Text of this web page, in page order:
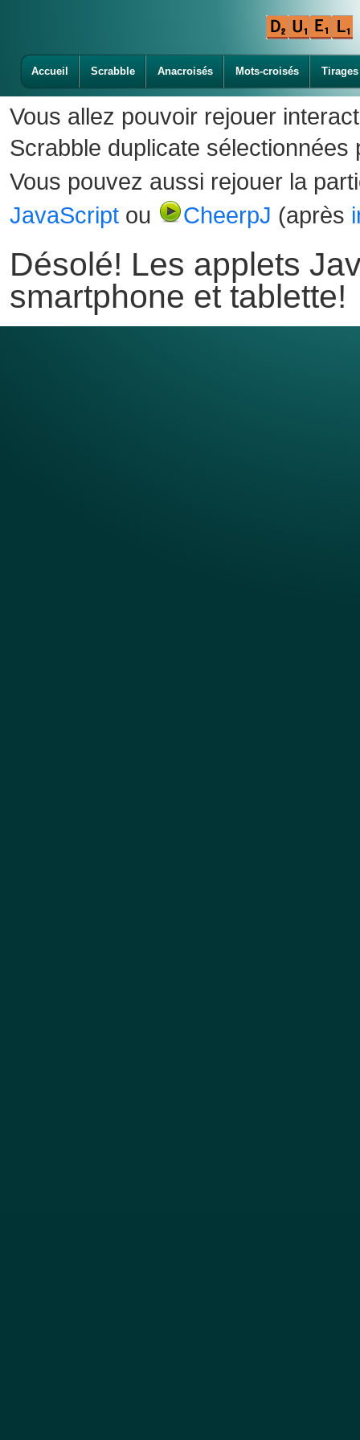
Accueil Scrabble Anacroisés Mots-croisés Tirages
Vous allez pouvoir rejouer
Scrabble duplicate sélectionnées
Vous pouvez aussi rejouer la
JavaScript ou CheerpJ (après
Désolé! Les applets
smartphone et tablette!